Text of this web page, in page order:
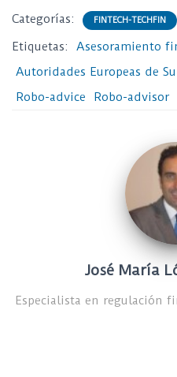
Categorías: FINTECH-TECHFIN
Etiquetas:
Asesoramiento
Autoridades Europeas de
Robo-advice
Robo-advisor
José María
Especialista en regulación